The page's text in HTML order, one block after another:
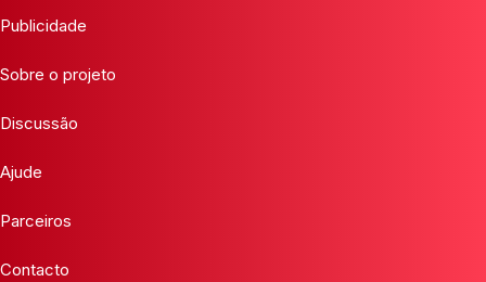
Publicidade
Sobre o projeto
Discussão
Ajude
Parceiros
Contacto